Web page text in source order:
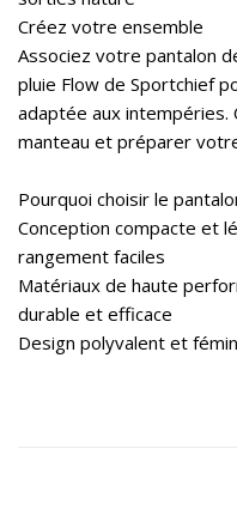
Créez votre ensemble
Associez votre pantalon
pluie Flow de Sportchief
adaptée aux intempéries.
manteau et préparer
Pourquoi choisir le
Conception compacte et
rangement faciles
Matériaux de haute
durable et efficace
Design polyvalent et